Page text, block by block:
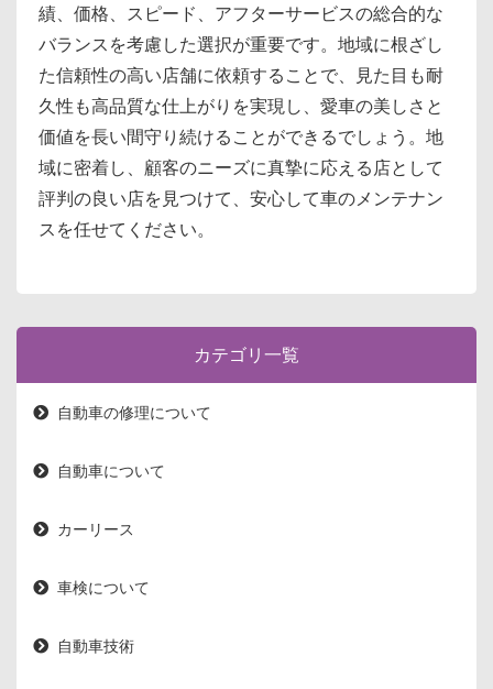
績、価格、スピード、アフターサービスの総合的な
バランスを考慮した選択が重要です。地域に根ざし
た信頼性の高い店舗に依頼することで、見た目も耐
久性も高品質な仕上がりを実現し、愛車の美しさと
価値を長い間守り続けることができるでしょう。地
域に密着し、顧客のニーズに真摯に応える店として
評判の良い店を見つけて、安心して車のメンテナン
スを任せてください。
カテゴリ一覧
自動車の修理について
自動車について
カーリース
車検について
自動車技術